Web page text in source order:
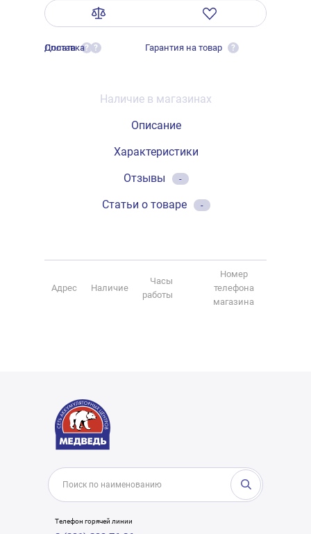
Оплата ?
Доставка ? Гарантия на товар ?
Наличие в магазинах
Описание
Характеристики
Отзывы
-
Статьи о товаре -
Адрес Наличие
Часы
работы
Номер
телефона
магазина
Телефон горячей линии